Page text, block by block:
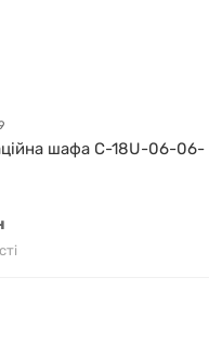
шафа С-18U-06-06-